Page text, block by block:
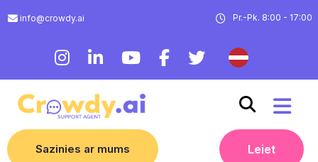
info@crowdy.ai Pr.-Pk. 8:00 - 17:00
Sazinies ar mums Leiet